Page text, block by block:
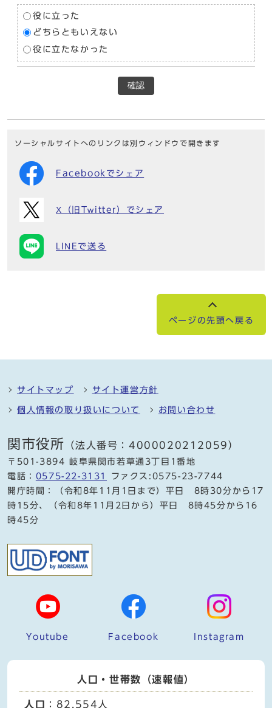
役に立った
どちらともいえない
役に立たなかった
確認
ソーシャルサイトへのリンクは別ウィンドウで開きます
Facebookでシェア
X（旧Twitter）でシェア
LINEで送る
ページの先頭へ戻る
サイトマップ サイト運営方針
個人情報の取り扱いについて お問い合わせ
関市役所 （法人番号：4000020212059）
〒501-3894 岐阜県関市若草通3丁目1番地
電話： 0575-22-3131
ファクス:0575-23-7744
開庁時間：（令和8年11月1日まで）平日 8時30分から17
時15分、（令和8年11月2日から）平日 8時45分から16
時45分
Youtube Facebook Instagram
人口・世帯数（速報値）
人口 ：82,554人